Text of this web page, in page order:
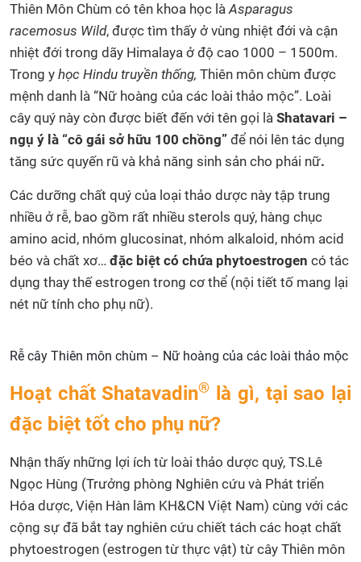
Thiên Môn Chùm có tên khoa học làAsparagus
racemosus Wild, được tìm thấy ở vùng nhiệt đới và cận
nhiệt đới trong dãy Himalaya ở độ cao 1000 – 1500m.
Trong y học Hindu truyền thống, Thiên môn chùm được
mệnh danh là “Nữ hoàng của các loài thảo mộc”. Loài
cây quý này còn được biết đến với tên gọi là Shatavari –
ngụ ý là “cô gái sở hữu 100 chồng” để nói lên tác dụng
tăng sức quyến rũ và khả năng sinh sản cho phái nữ.
Các dưỡng chất quý của loại thảo dược này tập trung
nhiều ở rễ, bao gồm rất nhiều sterols quý, hàng chục
amino acid, nhóm glucosinat, nhóm alkaloid, nhóm acid
béo và chất xơ… đặc biệt có chứa phytoestrogen có tác
dụng thay thế estrogen trong cơ thể (nội tiết tố mang lại
nét nữ tính cho phụ nữ).
Rễ cây Thiên môn chùm – Nữ hoàng của các loài thảo mộc
Hoạt chất Shatavadin®
là gì, tại sao lại
đặc biệt tốt cho phụ nữ?
Nhận thấy những lợi ích từ loài thảo dược quý, TS.Lê
Ngọc Hùng (Trưởng phòng Nghiên cứu và Phát triển
Hóa dược, Viện Hàn lâm KH&CN Việt Nam) cùng với các
cộng sự đã bắt tay nghiên cứu chiết tách các hoạt chất
phytoestrogen (estrogen từ thực vật) từ cây Thiên môn